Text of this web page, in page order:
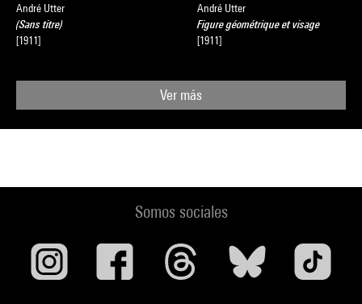
André Utter
(Sans titre)
[1911]
André Utter
Figure géométrique et visage
[1911]
Ver más
Somos sociales